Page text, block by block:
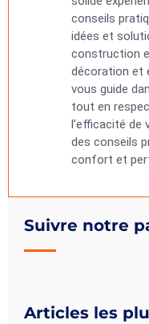
Suivre notre
Articles les
conseils
idées et
construction
décoration et
vous guide
tout en
l’efficacité
des conseils
confort et